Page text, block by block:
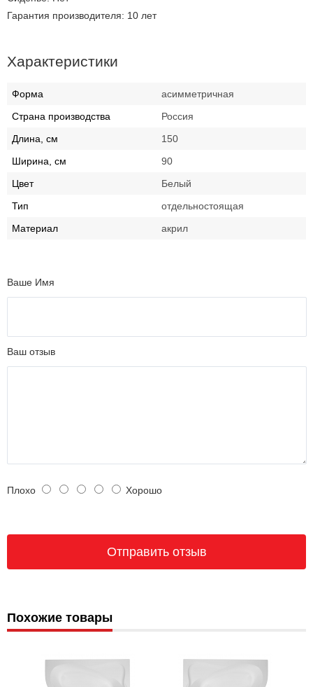
Гарантия производителя: 10 лет
Характеристики
Форма
асимметричная
Страна производства
Россия
Длина, см
150
Ширина, см
90
Цвет
Белый
Тип
отдельностоящая
Материал
акрил
Ваше Имя
Ваш отзыв
Плохо Хорошо
Похожие товары